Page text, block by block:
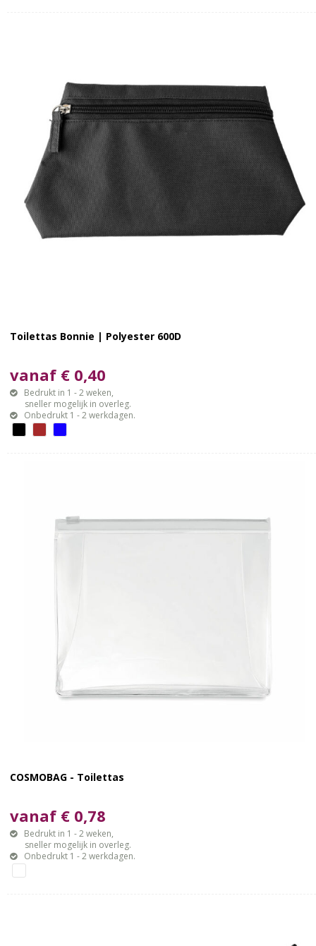
Toilettas Bonnie | Polyester 600D
vanaf € 0,40
Bedrukt in 1 - 2 weken,
sneller mogelijk in overleg.
Onbedrukt 1 - 2 werkdagen.
COSMOBAG - Toilettas
vanaf € 0,78
Bedrukt in 1 - 2 weken,
sneller mogelijk in overleg.
Onbedrukt 1 - 2 werkdagen.